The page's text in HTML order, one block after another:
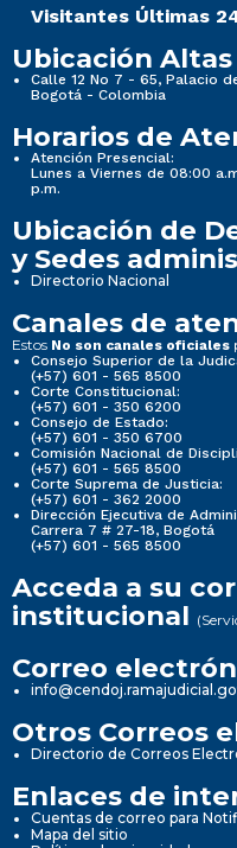
Visitantes Últimas
Ubicación
Calle 12 No 7 - 65, Palacio
Bogotá - Colombia
Horarios de
Atención Presencial:
Lunes a Viernes de 08:00
p.m.
Ubicación de
y Sedes
Directorio Nacional
Canales de
Estos No son canales oficiales
Consejo Superior de la
(+57) 601 - 565 8500
Corte Constitucional:
(+57) 601 - 350 6200
Consejo de Estado:
(+57) 601 - 350 6700
Comisión Nacional de
(+57) 601 - 565 8500
Corte Suprema de Justicia:
(+57) 601 - 362 2000
Dirección Ejecutiva de
Carrera 7 # 27-18, Bogotá
(+57) 601 - 565 8500
Acceda a su
institucional
Correo
Otros Correos
Directorio de Correos
Enlaces de
Cuentas de correo para
Mapa del sitio